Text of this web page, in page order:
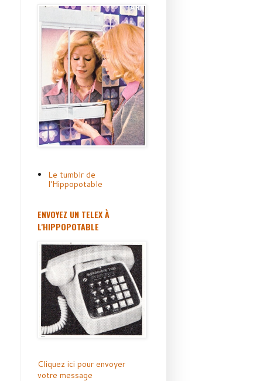
Le tumblr de
l'Hippopotable
ENVOYEZ UN TELEX À
L'HIPPOPOTABLE
Cliquez ici pour envoyer
votre message